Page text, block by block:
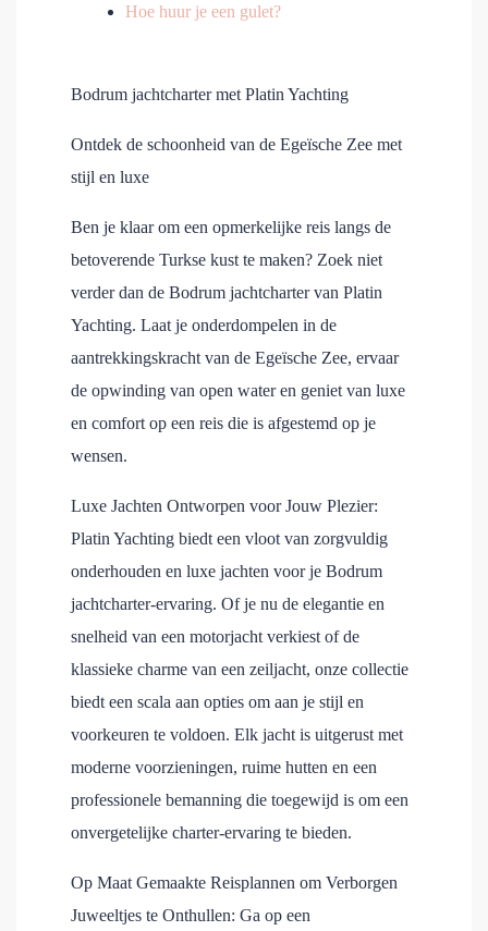
Hoe huur je een gulet?
Bodrum jachtcharter met Platin Yachting
Ontdek de schoonheid van de Egeïsche Zee met
stijl en luxe
Ben je klaar om een opmerkelijke reis langs de
betoverende Turkse kust te maken? Zoek niet
verder dan de Bodrum jachtcharter van Platin
Yachting. Laat je onderdompelen in de
aantrekkingskracht van de Egeïsche Zee, ervaar
de opwinding van open water en geniet van luxe
en comfort op een reis die is afgestemd op je
wensen.
Luxe Jachten Ontworpen voor Jouw Plezier:
Platin Yachting biedt een vloot van zorgvuldig
onderhouden en luxe jachten voor je Bodrum
jachtcharter-ervaring. Of je nu de elegantie en
snelheid van een motorjacht verkiest of de
klassieke charme van een zeiljacht, onze collectie
biedt een scala aan opties om aan je stijl en
voorkeuren te voldoen. Elk jacht is uitgerust met
moderne voorzieningen, ruime hutten en een
professionele bemanning die toegewijd is om een
onvergetelijke charter-ervaring te bieden.
Op Maat Gemaakte Reisplannen om Verborgen
Juweeltjes te Onthullen: Ga op een